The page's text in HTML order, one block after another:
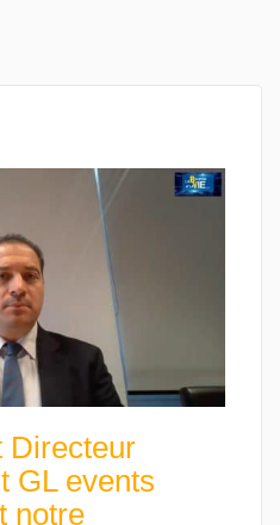
Directeur
GL events
notre